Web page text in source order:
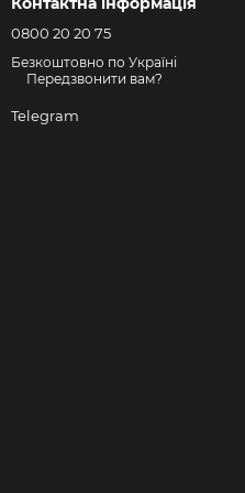
0800 20 20 75
Безкоштовно по Україні
Передзвонити вам?
Telegram